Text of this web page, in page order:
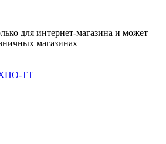
для интернет-магазина и может
магазинах
ТТ